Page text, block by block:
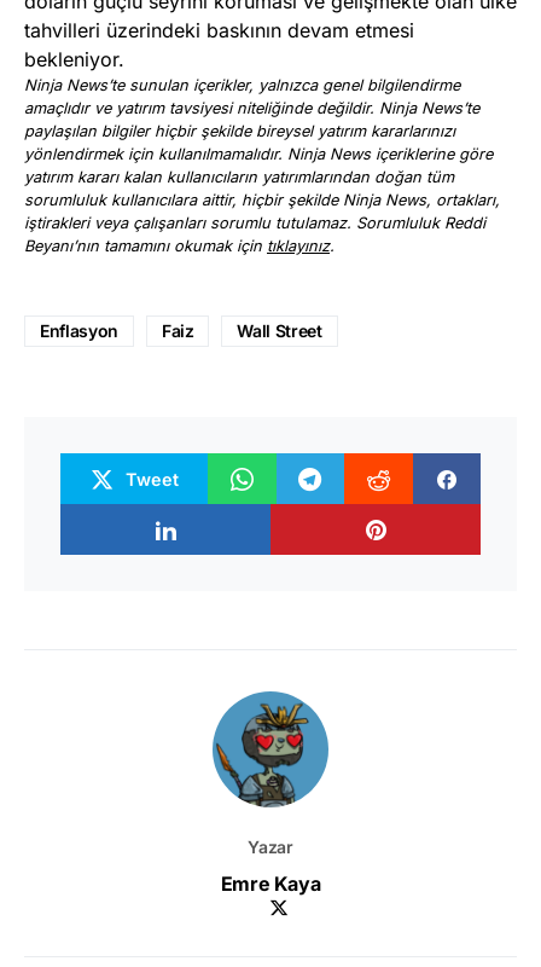
tahvilleri üzerindeki baskının devam etmesi
bekleniyor.
Ninja News’te sunulan içerikler, yalnızca genel bilgilendirme
amaçlıdır ve yatırım tavsiyesi niteliğinde değildir. Ninja News’te
paylaşılan bilgiler hiçbir şekilde bireysel yatırım kararlarınızı
yönlendirmek için kullanılmamalıdır. Ninja News içeriklerine göre
yatırım kararı kalan kullanıcıların yatırımlarından doğan tüm
sorumluluk kullanıcılara aittir, hiçbir şekilde Ninja News, ortakları,
iştirakleri veya çalışanları sorumlu tutulamaz. Sorumluluk Reddi
Beyanı’nın tamamını okumak için tıklayınız.
Enflasyon Faiz Wall Street
Tweet
Yazar
Emre Kaya